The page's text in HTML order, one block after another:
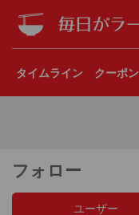
タイムライン クーポン
フォロー
ユーザー